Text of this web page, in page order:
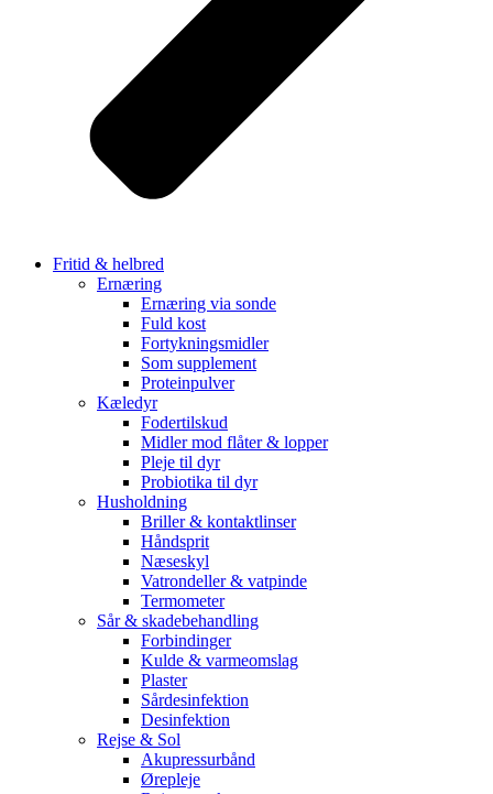
Fritid & helbred
Ernæring
Ernæring via sonde
Fuld kost
Fortykningsmidler
Som supplement
Proteinpulver
Kæledyr
Fodertilskud
Midler mod flåter & lopper
Pleje til dyr
Probiotika til dyr
Husholdning
Briller & kontaktlinser
Håndsprit
Næseskyl
Vatrondeller & vatpinde
Termometer
Sår & skadebehandling
Forbindinger
Kulde & varmeomslag
Plaster
Sårdesinfektion
Desinfektion
Rejse & Sol
Akupressurbånd
Ørepleje